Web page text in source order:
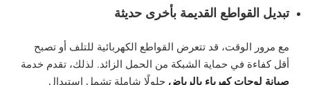
تبديل القواطع القديمة بأخرى حديثة
مع مرور الوقت، قد تتعرض القواطع الكهربائية للتلف أو تصبح
أقل كفاءة في حماية الشبكة من الحمل الزائد. لذلك، تقدم خدمة
صيانة لوحات كهرباء بالرياض حلولًا شاملة تشمل استبدال